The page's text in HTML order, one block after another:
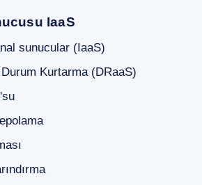
IaaS
sunucular (IaaS)
Kurtarma (DRaaS)